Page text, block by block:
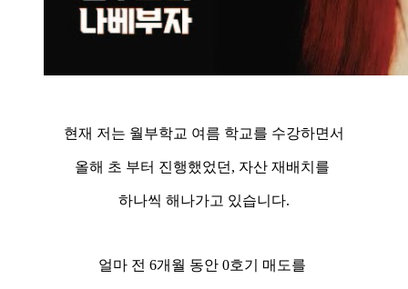
현재 저는 월부학교 여름 학교를 수강하면서
올해 초 부터 진행했었던, 자산 재배치를
하나씩 해나가고 있습니다.
얼마 전 6개월 동안 0호기 매도를